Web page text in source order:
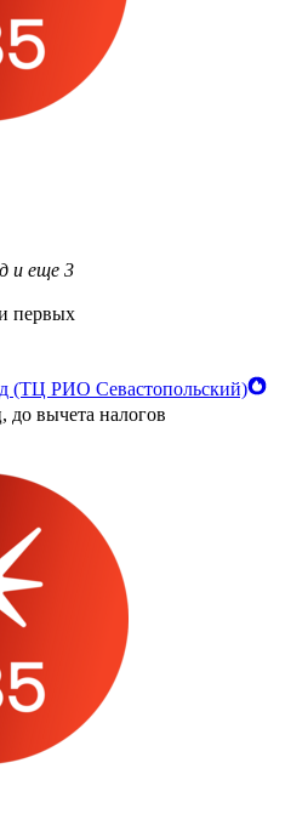
и еще 3
первых
(ТЦ РИО Севастопольский)
до вычета налогов